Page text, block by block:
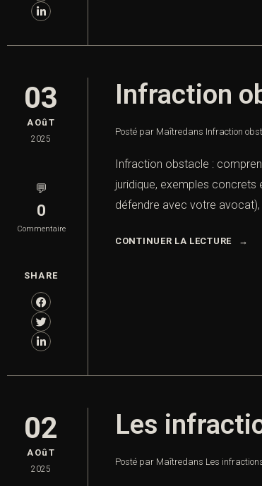
03
AOûT
2025
💬
0
Commentaire
SHARE
Infraction
Posté par Maîtredans Infraction
Infraction obstacle :
juridique, exemples concrets
défendre avec votre avocat),
CONTINUER LA LECTURE
02
AOûT
2025
Les
Posté par Maîtredans Les